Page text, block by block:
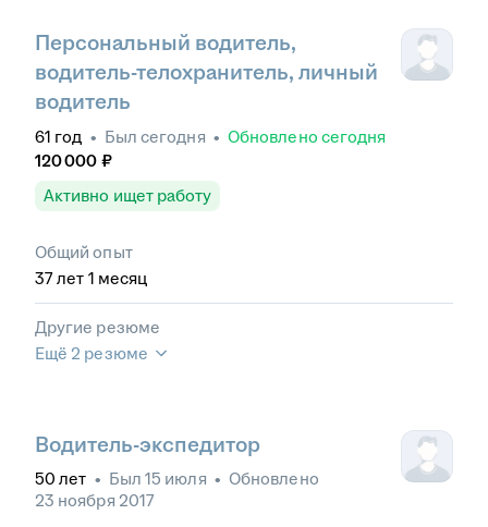
Персональный водитель‚
водитель-телохранитель, личный
водитель
61 год • Был сегодня • Обновлено сегодня
120 000 ₽
Активно ищет работу
Общий опыт
37лет 1 месяц
Другие резюме
Ещё 2 резюме
Водитель-экспедитор
50 лет • Был 15 июля • Обновлено
23 ноября 2017